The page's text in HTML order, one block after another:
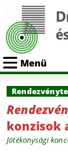
Menü
konzisok
Jótékonysági